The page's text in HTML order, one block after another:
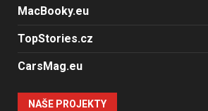
MacBooky.eu
TopStories.cz
CarsMag.eu
NAŠE PROJEKTY